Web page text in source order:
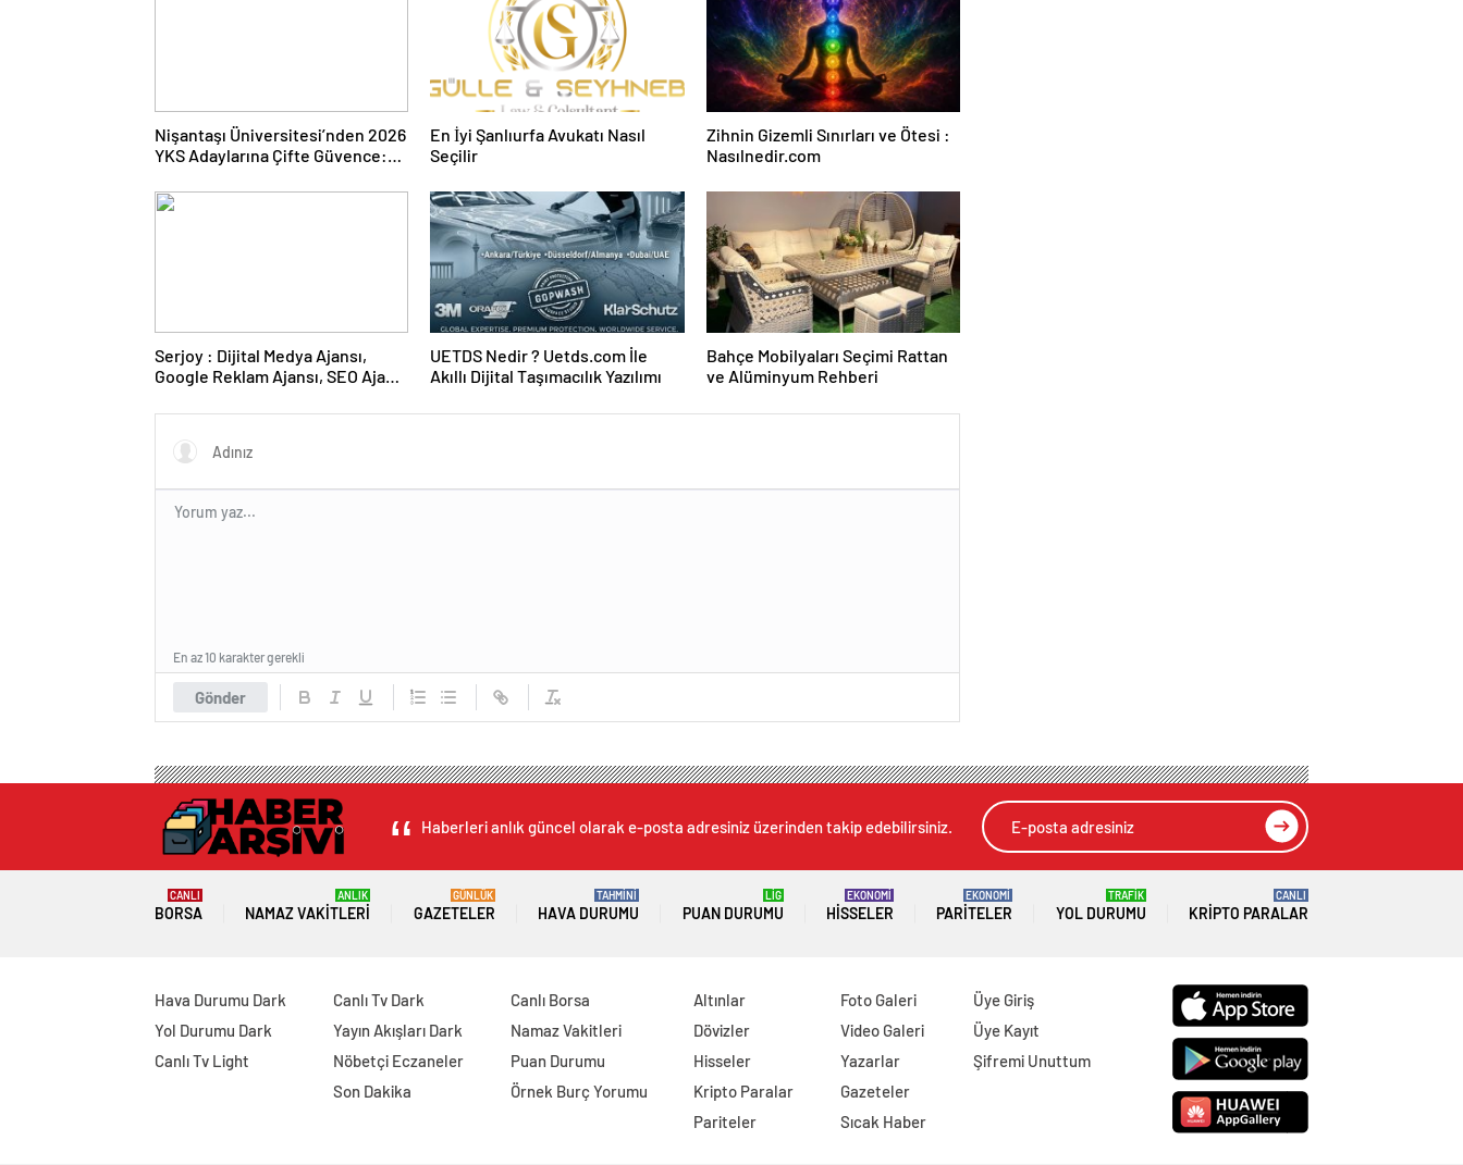
Nişantaşı Üniversitesi’nden 2026
YKS Adaylarına Çifte Güvence:
En İyi Şanlıurfa Avukatı Nasıl
Seçilir
Zihnin Gizemli Sınırları ve Ötesi :
Nasılnedir.com
Serjoy : Dijital Medya Ajansı,
Google Reklam Ajansı, SEO Ajansı
UETDS Nedir ? Uetds.com İle
Akıllı Dijital Taşımacılık Yazılımı
Bahçe Mobilyaları Seçimi Rattan
ve Alüminyum Rehberi
Gönder
En az 10 karakter gerekli
Haberleri anlık güncel olarak e-posta adresiniz üzerinden takip edebilirsiniz.
BORSA
CANLI
NAMAZ VAKITLERI
ANLIK
GAZETELER
GÜNLÜK
HAVA DURUMU
TAHMİNİ
PUAN DURUMU
LİG
HISSELER
EKONOMİ
PARITELER
EKONOMİ
YOL DURUMU
TRAFİK
KRIPTO PARALAR
CANLI
Hava Durumu Dark
Yol Durumu Dark
Canlı Tv Light
Canlı Tv Dark
Yayın Akışları Dark
Nöbetçi Eczaneler
Son Dakika
Canlı Borsa
Namaz Vakitleri
Puan Durumu
Örnek Burç Yorumu
Altınlar
Dövizler
Hisseler
Kripto Paralar
Pariteler
Foto Galeri
Video Galeri
Yazarlar
Gazeteler
Sıcak Haber
Üye Giriş
Üye Kayıt
Şifremi Unuttum